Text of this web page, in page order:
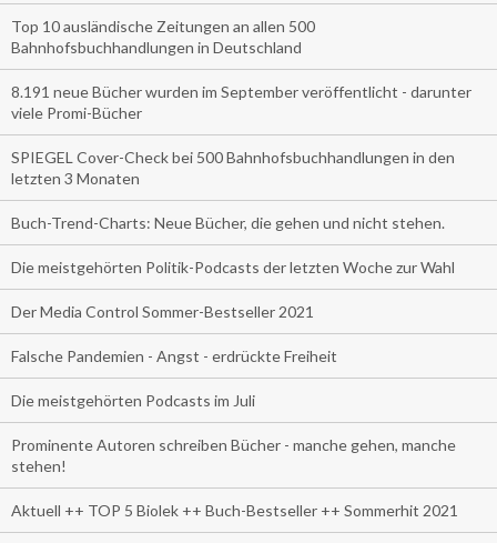
Top 10 ausländische Zeitungen an allen 500
Bahnhofsbuchhandlungen in Deutschland
8.191 neue Bücher wurden im September veröffentlicht - darunter
viele Promi-Bücher
SPIEGEL Cover-Check bei 500 Bahnhofsbuchhandlungen in den
letzten 3 Monaten
Buch-Trend-Charts: Neue Bücher, die gehen und nicht stehen.
Die meistgehörten Politik-Podcasts der letzten Woche zur Wahl
Der Media Control Sommer-Bestseller 2021
Falsche Pandemien - Angst - erdrückte Freiheit
Die meistgehörten Podcasts im Juli
Prominente Autoren schreiben Bücher - manche gehen, manche
stehen!
Aktuell ++ TOP 5 Biolek ++ Buch-Bestseller ++ Sommerhit 2021